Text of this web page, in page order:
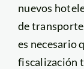
nuevos
de
es necesario
fiscalización